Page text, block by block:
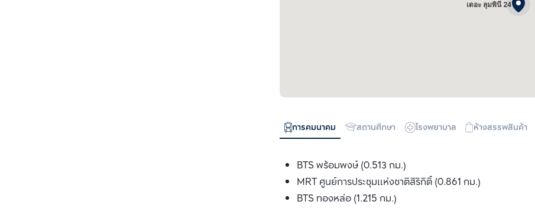
เดอะ ลุมพินี 24
การคมนาคม สถานศึกษา โรงพยาบาล ห้างสรรพสินค้า
BTS พร้อมพงษ์ (0.513 กม.)
MRT ศูนย์การประชุมแห่งชาติสิริกิติ์ (0.861 กม.)
BTS ทองหล่อ (1.215 กม.)